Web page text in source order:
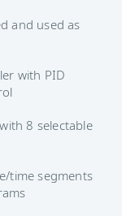
and used as
with PID
8 selectable
time segments